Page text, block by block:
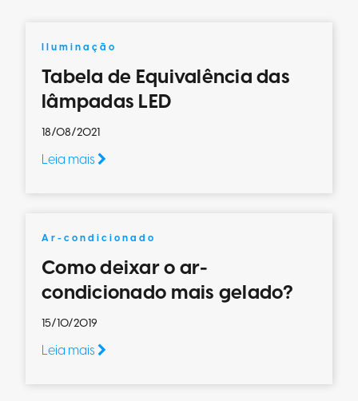
Iluminação
Tabela de Equivalência das
lâmpadas LED
18/08/2021
Leia mais
Ar-condicionado
Como deixar o ar-
condicionado mais gelado?
15/10/2019
Leia mais